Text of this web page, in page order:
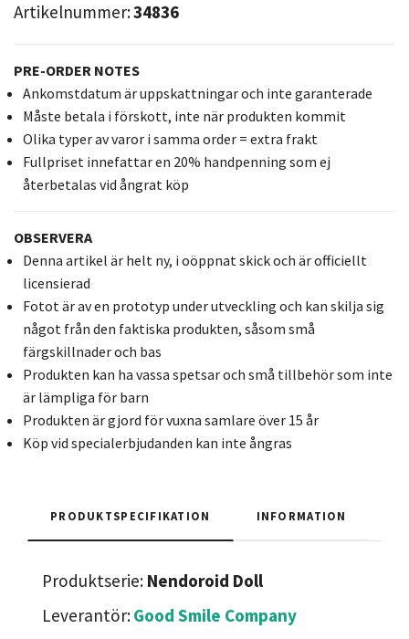
Artikelnummer:34836
PRE-ORDER NOTES
Ankomstdatum är uppskattningar och inte garanterade
Måste betala i förskott, inte när produkten kommit
Olika typer av varor i samma order = extra frakt
Fullpriset innefattar en 20% handpenning som ej
återbetalas vid ångrat köp
OBSERVERA
Denna artikel är helt ny, i oöppnat skick och är officiellt
licensierad
Fotot är av en prototyp under utveckling och kan skilja sig
något från den faktiska produkten, såsom små
färgskillnader och bas
Produkten kan ha vassa spetsar och små tillbehör som inte
är lämpliga för barn
Produkten är gjord för vuxna samlare över 15 år
Köp vid specialerbjudanden kan inte ångras
PRODUKTSPECIFIKATION INFORMATION
Produktserie: Nendoroid Doll
Leverantör:Good Smile Company